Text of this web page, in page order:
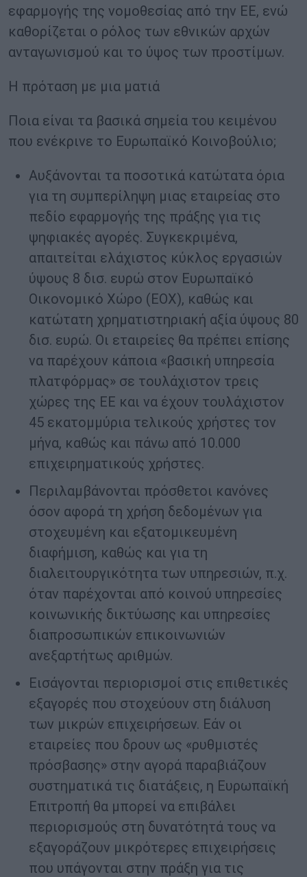
εφαρμογής της νομοθεσίας από την ΕΕ, ενώ
καθορίζεται ο ρόλος των εθνικών αρχών
ανταγωνισμού και το ύψος των προστίμων.
Η πρόταση με μια ματιά
Ποια είναι τα βασικά σημεία του κειμένου
που ενέκρινε το Ευρωπαϊκό Κοινοβούλιο;
Αυξάνονται τα ποσοτικά κατώτατα όρια
για τη συμπερίληψη μιας εταιρείας στο
πεδίο εφαρμογής της πράξης για τις
ψηφιακές αγορές. Συγκεκριμένα,
απαιτείται ελάχιστος κύκλος εργασιών
ύψους 8 δισ. ευρώ στον Ευρωπαϊκό
Οικονομικό Χώρο (ΕΟΧ), καθώς και
κατώτατη χρηματιστηριακή αξία ύψους 80
δισ. ευρώ. Οι εταιρείες θα πρέπει επίσης
να παρέχουν κάποια «βασική υπηρεσία
πλατφόρμας» σε τουλάχιστον τρεις
χώρες της ΕΕ και να έχουν τουλάχιστον
45 εκατομμύρια τελικούς χρήστες τον
μήνα, καθώς και πάνω από 10.000
επιχειρηματικούς χρήστες.
Περιλαμβάνονται πρόσθετοι κανόνες
όσον αφορά τη χρήση δεδομένων για
στοχευμένη και εξατομικευμένη
διαφήμιση, καθώς και για τη
διαλειτουργικότητα των υπηρεσιών, π.χ.
όταν παρέχονται από κοινού υπηρεσίες
κοινωνικής δικτύωσης και υπηρεσίες
διαπροσωπικών επικοινωνιών
ανεξαρτήτως αριθμών.
Εισάγονται περιορισμοί στις επιθετικές
εξαγορές που στοχεύουν στη διάλυση
των μικρών επιχειρήσεων. Εάν οι
εταιρείες που δρουν ως «ρυθμιστές
πρόσβασης» στην αγορά παραβιάζουν
συστηματικά τις διατάξεις, η Ευρωπαϊκή
Επιτροπή θα μπορεί να επιβάλει
περιορισμούς στη δυνατότητά τους να
εξαγοράζουν μικρότερες επιχειρήσεις
που υπάγονται στην πράξη για τις